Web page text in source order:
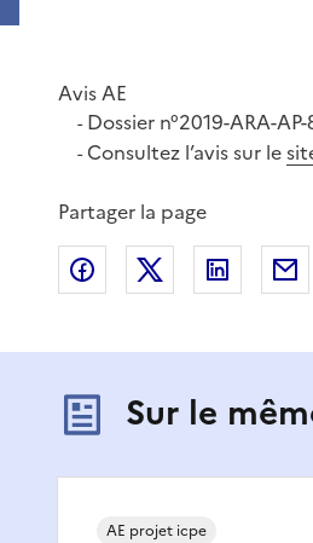
Avis AE
-Dossier n°2019-ARA-AP-
-Consultez l’avis sur le
Partager la page
Partager sur Facebook
Partager sur X
Sur le
AE projet icpe